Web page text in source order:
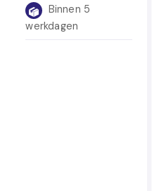
Binnen 5
werkdagen